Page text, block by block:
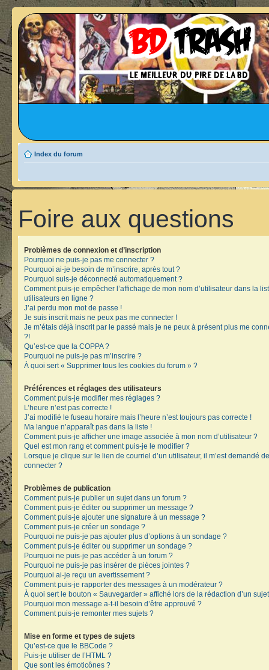
Index du forum
Foire aux questions
Problèmes de connexion et d’inscription
Pourquoi ne puis-je pas me connecter ?
Pourquoi ai-je besoin de m’inscrire, après tout ?
Pourquoi suis-je déconnecté automatiquement ?
Comment puis-je empêcher l’affichage de mon nom d’utilisateur dans la
utilisateurs en ligne ?
J’ai perdu mon mot de passe !
Je suis inscrit mais ne peux pas me connecter !
Je m’étais déjà inscrit par le passé mais je ne peux à présent plus me
?!
Qu’est-ce que la COPPA ?
Pourquoi ne puis-je pas m’inscrire ?
À quoi sert « Supprimer tous les cookies du forum » ?
Préférences et réglages des utilisateurs
Comment puis-je modifier mes réglages ?
L’heure n’est pas correcte !
J’ai modifié le fuseau horaire mais l’heure n’est toujours pas correcte !
Ma langue n’apparaît pas dans la liste !
Comment puis-je afficher une image associée à mon nom d’utilisateur ?
Quel est mon rang et comment puis-je le modifier ?
Lorsque je clique sur le lien de courriel d’un utilisateur, il m’est demandé
connecter ?
Problèmes de publication
Comment puis-je publier un sujet dans un forum ?
Comment puis-je éditer ou supprimer un message ?
Comment puis-je ajouter une signature à un message ?
Comment puis-je créer un sondage ?
Pourquoi ne puis-je pas ajouter plus d’options à un sondage ?
Comment puis-je éditer ou supprimer un sondage ?
Pourquoi ne puis-je pas accéder à un forum ?
Pourquoi ne puis-je pas insérer de pièces jointes ?
Pourquoi ai-je reçu un avertissement ?
Comment puis-je rapporter des messages à un modérateur ?
À quoi sert le bouton « Sauvegarder » affiché lors de la rédaction d’un
Pourquoi mon message a-t-il besoin d’être approuvé ?
Comment puis-je remonter mes sujets ?
Mise en forme et types de sujets
Qu’est-ce que le BBCode ?
Puis-je utiliser de l’HTML ?
Que sont les émoticônes ?